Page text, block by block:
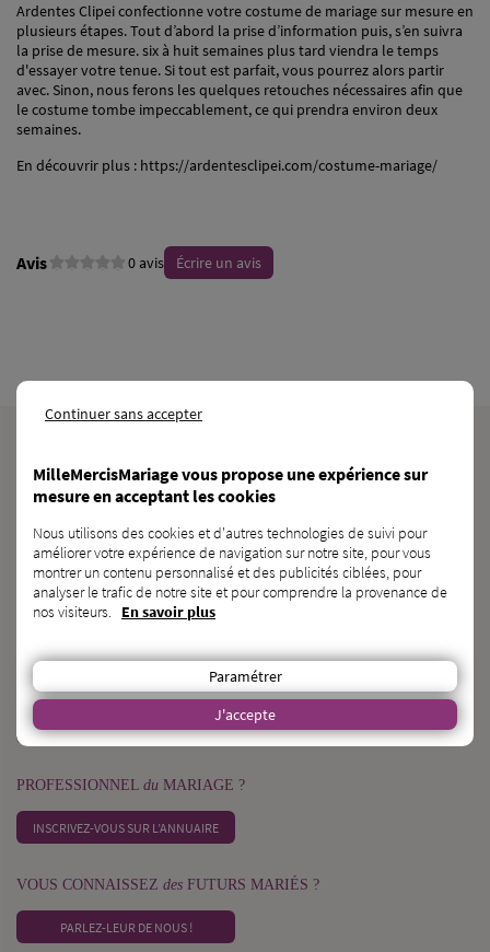
Ardentes Clipei confectionne votre costume de mariage sur mesure en
plusieurs étapes. Tout d’abord la prise d’information puis, s’en suivra
la prise de mesure. six à huit semaines plus tard viendra le temps
d'essayer votre tenue. Si tout est parfait, vous pourrez alors partir
avec. Sinon, nous ferons les quelques retouches nécessaires afin que
le costume tombe impeccablement, ce qui prendra environ deux
semaines.
En découvrir plus : https://ardentesclipei.com/costume-mariage/
Avis 0 avis Écrire un avis
qui fonctionne comme une cagnotte de mariage . Vous allez vous
marier ? Réalisez votre site de mariage entièrement personnalisé.
Service clients gratuit. Service de paiement assuré par Lemon Way,
NOS RÉSEAUX SOCIAUX
BESOIN CAGNOTTE GÉNÉRALISTE ?
DÉCOUVRIR KAGNOTTE.COM
PROFESSIONNEL du MARIAGE ?
INSCRIVEZ-VOUS SUR L’ANNUAIRE
VOUS CONNAISSEZ des FUTURS MARIÉS ?
PARLEZ-LEUR DE NOUS !
Continuer sans accepter
MilleMercisMariage vous propose une expérience sur
mesure en acceptant les cookies
Nous utilisons des cookies et d'autres technologies de suivi pour
améliorer votre expérience de navigation sur notre site, pour vous
montrer un contenu personnalisé et des publicités ciblées, pour
analyser le trafic de notre site et pour comprendre la provenance de
nos visiteurs. En savoir plus
Paramétrer
J'accepte